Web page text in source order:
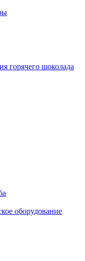
горячего шоколада
оборудование